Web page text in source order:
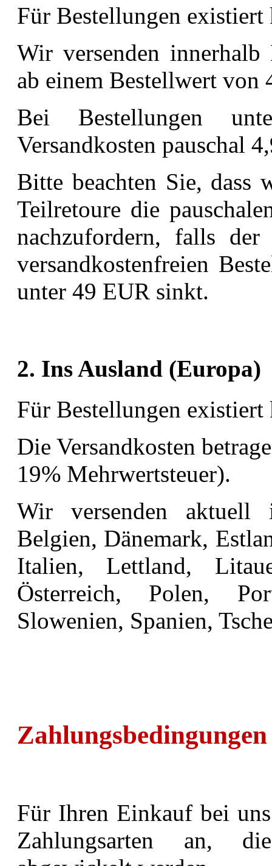
Für Bestellungen
Wir versenden innerhalb
ab einem Bestellwert
Bei Bestellungen
Versandkosten pauschal
Bitte beachten Sie, dass
Teilretoure die
nachzufordern, falls
versandkostenfreien
unter 49 EUR sinkt.
2. Ins Ausland (Europa)
Für Bestellungen
Die Versandkosten
19% Mehrwertsteuer).
Wir versenden aktuell
Belgien, Dänemark,
Italien, Lettland,
Österreich, Polen,
Slowenien, Spanien,
Zahlungsbedingungen
Für Ihren Einkauf bei
Zahlungsarten an,